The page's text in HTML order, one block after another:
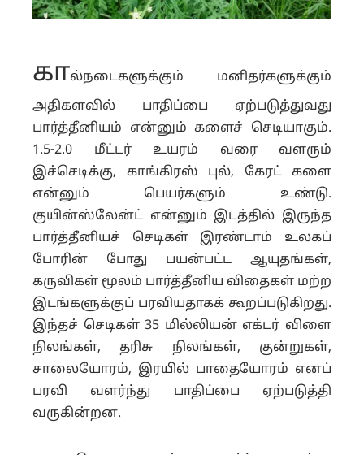
கால்நடைகளுக்கும் மனிதர்களுக்கும்
அதிகளவில் பாதிப்பை ஏற்படுத்துவது
பார்த்தீனியம் என்னும் களைச் செடியாகும்.
1.5-2.0 மீட்டர் உயரம் வரை வளரும்
இச்செடிக்கு, காங்கிரஸ் புல், கேரட் களை
என்னும் பெயர்களும் உண்டு.
குயின்ஸ்லேன்ட் என்னும் இடத்தில் இருந்த
பார்த்தீனியச் செடிகள் இரண்டாம் உலகப்
போரின் போது பயன்பட்ட ஆயுதங்கள்,
கருவிகள் மூலம் பார்த்தீனிய விதைகள் மற்ற
இடங்களுக்குப் பரவியதாகக் கூறப்படுகிறது.
இந்தச் செடிகள் 35 மில்லியன் எக்டர் விளை
நிலங்கள், தரிசு நிலங்கள், குன்றுகள்,
சாலையோரம், இரயில் பாதையோரம் எனப்
பரவி வளர்ந்து பாதிப்பை ஏற்படுத்தி
வருகின்றன.